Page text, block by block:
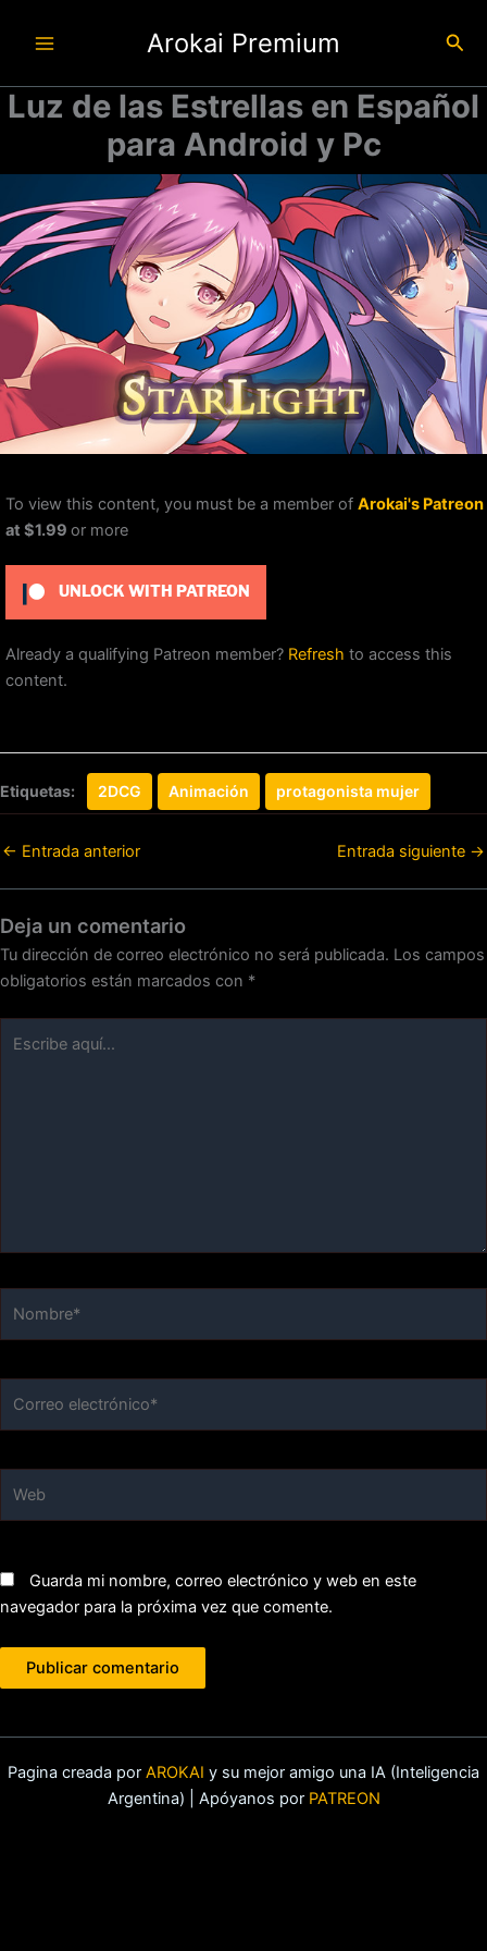
Arokai Premium
Luz de las Estrellas en Español
para Android y Pc
To view this content, you must be a member of Arokai's Patreon
at $1.99 or more
UNLOCK WITH PATREON
Already a qualifying Patreon member? Refresh to access this
content.
Etiquetas: 2DCG Animación protagonista mujer
← Entrada anterior Entrada siguiente →
Deja un comentario
Tu dirección de correo electrónico no será publicada. Los campos
obligatorios están marcados con *
aquí...
electrónico*
Guarda mi nombre, correo electrónico y web en este
navegador para la próxima vez que comente.
Pagina creada por AROKAI y su mejor amigo una IA (Inteligencia
Argentina) | Apóyanos por PATREON